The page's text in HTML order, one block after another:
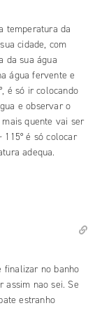
temperatura da
cidade, com
da sua água
água fervente e
é só ir colocando
e observar o
quente vai ser
115° é só colocar
adequa.
finalizar no banho
assim nao sei. Se
estranho